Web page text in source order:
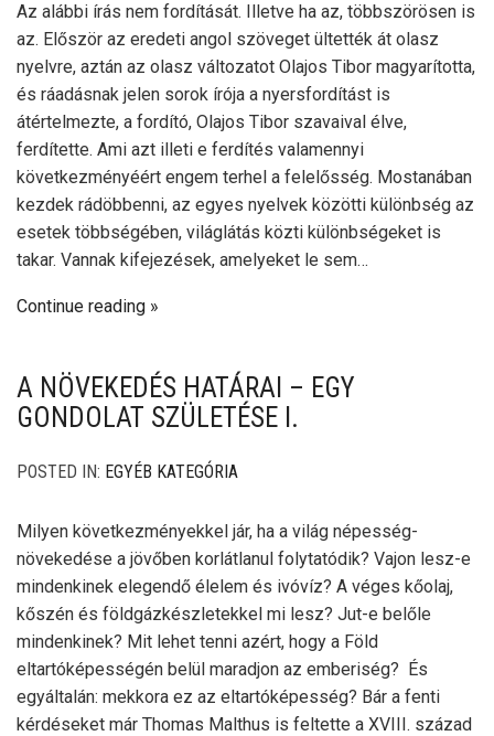
Az alábbi írás nem fordítását. Illetve ha az, többszörösen is
az. Először az eredeti angol szöveget ültették át olasz
nyelvre, aztán az olasz változatot Olajos Tibor magyarította,
és ráadásnak jelen sorok írója a nyersfordítást is
átértelmezte, a fordító, Olajos Tibor szavaival élve,
ferdítette. Ami azt illeti e ferdítés valamennyi
következményéért engem terhel a felelősség. Mostanában
kezdek rádöbbenni, az egyes nyelvek közötti különbség az
esetek többségében, világlátás közti különbségeket is
takar. Vannak kifejezések, amelyeket le sem…
Continue reading
A NÖVEKEDÉS HATÁRAI – EGY
GONDOLAT SZÜLETÉSE I.
POSTED IN: EGYÉB KATEGÓRIA
Milyen következményekkel jár, ha a világ népesség-
növekedése a jövőben korlátlanul folytatódik? Vajon lesz-e
mindenkinek elegendő élelem és ivóvíz? A véges kőolaj,
kőszén és földgázkészletekkel mi lesz? Jut-e belőle
mindenkinek? Mit lehet tenni azért, hogy a Föld
eltartóképességén belül maradjon az emberiség? És
egyáltalán: mekkora ez az eltartóképesség? Bár a fenti
kérdéseket már Thomas Malthus is feltette a XVIII. század